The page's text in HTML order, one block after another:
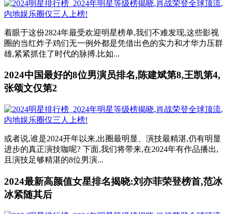
着眼于这份2824年最受欢迎明星榜单,我们不难发现,这些影视
圈的当红炸子鸡们无一例外都是凭借出色的实力和才华力压群
雄,紧紧抓住了时代的脉搏.比如...
2024中国最好的8位男演员排名,陈建斌第8,王凯第4,
张颂文仅第2
或者说,谁是2024开年以来,出圈最明显、演技最精湛,仍有明显
进步的真正演技咖呢? 下面,我们将带来,在2024年有作品播出,
且演技足够精湛的8位男演...
2024最新高颜值女星排名揭晓:刘亦菲荣登榜首,范冰
冰紧随其后